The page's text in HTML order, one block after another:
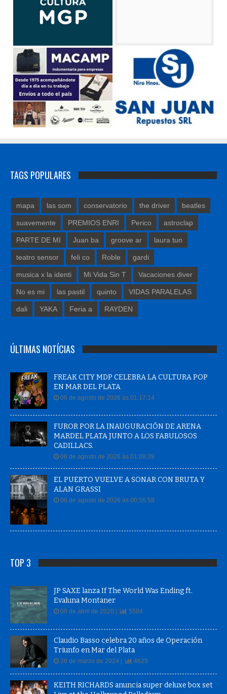
TAGS POPULARES
mapa las som conservatorio the driver beatles
suavemente PREMIOS ENRI Perico astroclap
PARTE DE MI Juan ba groove ar laura tun
teatro sensor feli co Roble gardi
musica x la identi Mi Vida Sin T Vacaciones diver
No es mi las pastil quinto VIDAS PARALELAS
dali YAKA Feria a RAYDEN
ÚLTIMAS NOTÍCIAS
FREAK CITY MDP CELEBRA LA CULTURA POP
EN MAR DEL PLATA
06 de agosto de 2026 às 01:17:14
FUROR POR LA INAUGURACIÓN DE ARENA
MARDEL PLATA JUNTO A LOS FABULOSOS
CADILLACS.
06 de agosto de 2026 às 01:08:39
EL PUERTO VUELVE A SONAR CON BRUTA Y
ALAN GRASSI
06 de agosto de 2026 às 00:56:58
TOP 3
JP SAXE lanza If The World Was Ending ft.
Evaluna Montaner
08 de abril de 2020 | 5594
Claudio Basso celebra 20 años de Operación
Triunfo en Mar del Plata
26 de marzo de 2024 | 4625
KEITH RICHARDS anuncia super deluxe box set